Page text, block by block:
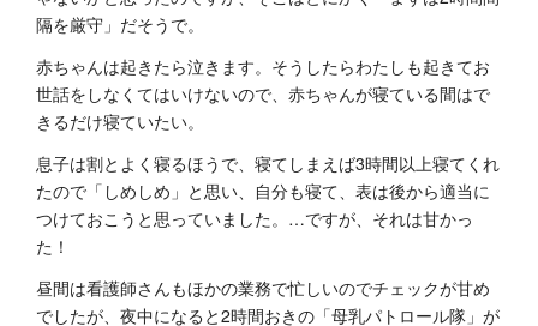
隔を厳守」だそうで。
赤ちゃんは起きたら泣きます。そうしたらわたしも起きてお
世話をしなくてはいけないので、赤ちゃんが寝ている間はで
きるだけ寝ていたい。
息子は割とよく寝るほうで、寝てしまえば3時間以上寝てくれ
たので「しめしめ」と思い、自分も寝て、表は後から適当に
つけておこうと思っていました。…ですが、それは甘かっ
た！
昼間は看護師さんもほかの業務で忙しいのでチェックが甘め
でしたが、夜中になると2時間おきの「母乳パトロール隊」が